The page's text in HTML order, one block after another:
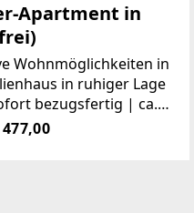
Apartment in
Wohnmöglichkeiten in
in ruhiger Lage
bezugsfertig | ca.
Diese 43 m² große
NeueKüche,